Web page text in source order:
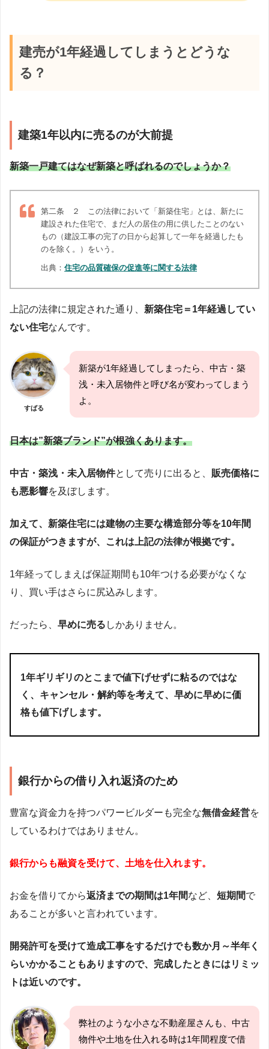
建売が1年経過してしまうとどうな
る？
建築1年以内に売るのが大前提
新築一戸建てはなぜ新築と呼ばれるのでしょうか？
第二条 ２ この法律において「新築住宅」とは、新たに
建設された住宅で、まだ人の居住の用に供したことのない
もの（建設工事の完了の日から起算して一年を経過したも
のを除く。）をいう。
出典： 住宅の品質確保の促進等に関する法律
上記の法律に規定された通り、 新築住宅＝1年経過してい
ない住宅なんです。
すばる
新築が1年経過してしまったら、中古・築
浅・未入居物件と呼び名が変わってしまう
よ。
日本は”新築ブランド”が根強くあります。
中古・築浅・未入居物件として売りに出ると、 販売価格に
も悪影響を及ぼします。
加えて、新築住宅には建物の主要な構造部分等を10年間
の保証がつきますが、これは上記の法律が根拠です。
1年経ってしまえば保証期間も10年つける必要がなくな
り、買い手はさらに尻込みします。
だったら、 早めに売る しかありません。
1年ギリギリのとこまで値下げせずに粘るのではな
く、 キャンセル・解約等を考えて、早めに早めに価
格も値下げします。
銀行からの借り入れ返済のため
豊富な資金力を持つパワービルダーも完全な無借金経営を
しているわけではありません。
銀行からも融資を受けて、土地を仕入れます。
お金を借りてから返済までの期間は1年間など、 短期間で
あることが多いと言われています。
開発許可を受けて造成工事をするだけでも数か月～半年く
らいかかることもありますので、完成したときにはリミッ
トは近いのです。
弊社のような小さな不動産屋さんも、中古
物件や土地を仕入れる時は1年間程度で借